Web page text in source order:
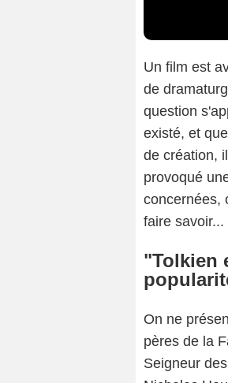
Un film est
de
question
existé, et
de création,
provoqué
concernées,
faire savoir...
"Tolkien
On ne
pères de la
Seigneur